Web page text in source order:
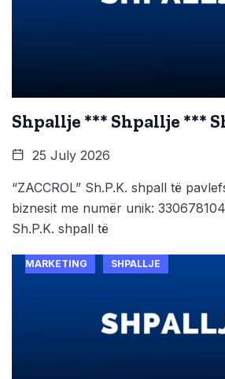
Shpallje *** Shpallje ***
25 July 2026
“ZACCROL” Sh.P.K. shpall të
biznesit me numër unik: 330678104
Sh.P.K. shpall të
MARKETING SHPALLJE